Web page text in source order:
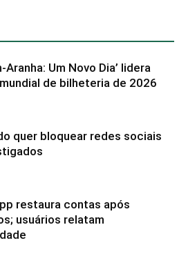
Aranha: Um Novo Dia’ lidera
de bilheteria de 2026
quer bloquear redes sociais
restaura contas após
usuários relatam